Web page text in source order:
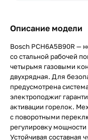
Описание модели
Bosch PCH6A5B90R —
со стальной рабочей
четырьмя газовыми
двухрядная. Для
предусмотрена
электроподжиг
активации горелок.
с поворотными
регулировку
Устойчивая составная